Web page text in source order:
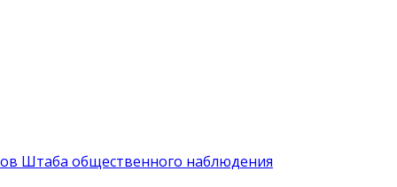
Штаба общественного наблюдения